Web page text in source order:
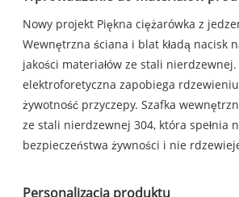
Nowy projekt Piękna ciężarówka z
Wewnętrzna ściana i blat kładą nacisk
jakości materiałów ze stali
elektroforetyczna zapobiega
żywotność przyczepy. Szafka
ze stali nierdzewnej 304, która spełnia
bezpieczeństwa żywności i nie
Personalizacja produktu